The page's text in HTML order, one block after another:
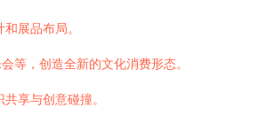
展品布局。
等，创造全新的文化消费形态。
享与创意碰撞。